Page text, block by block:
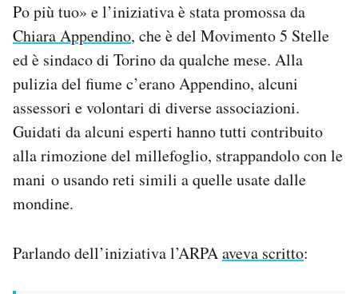
Po più tuo» e l’iniziativa è stata promossa da
Chiara Appendino, che è del Movimento 5 Stelle
ed è sindaco di Torino da qualche mese. Alla
pulizia del fiume c’erano Appendino, alcuni
assessori e volontari di diverse associazioni.
Guidati da alcuni esperti hanno tutti contribuito
alla rimozione del millefoglio, strappandolo con le
mani o usando reti simili a quelle usate dalle
mondine.
Parlando dell’iniziativa l’ARPAaveva scritto: